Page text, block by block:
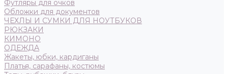
Футляры для очков
Обложки для документов
ЧЕХЛЫ И СУМКИ ДЛЯ НОУТБУКОВ
РЮКЗАКИ
КИМОНО
ОДЕЖДА
Жакеты, юбки, кардиганы
Платья, сарафаны, костюмы